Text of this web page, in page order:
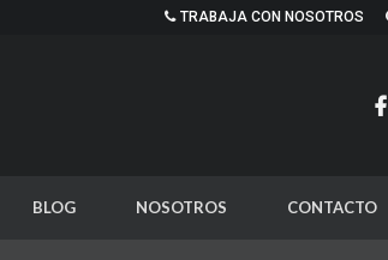
TRABAJA CON NOSOTROS
BLOG NOSOTROS CONTACTO